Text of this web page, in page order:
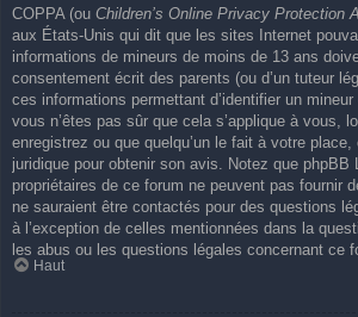
COPPA (ou Children’s Online Privacy Protection
aux États-Unis qui dit que les sites Internet
informations de mineurs de moins de 13 ans
consentement écrit des parents (ou d’un tuteur
ces informations permettant d’identifier un
vous n’êtes pas sûr que cela s’applique à vous,
enregistrez ou que quelqu’un le fait à votre
juridique pour obtenir son avis. Notez que phpBB
propriétaires de ce forum ne peuvent pas fournir
ne sauraient être contactés pour des questions
à l’exception de celles mentionnées dans la
les abus ou les questions légales concernant ce
Haut